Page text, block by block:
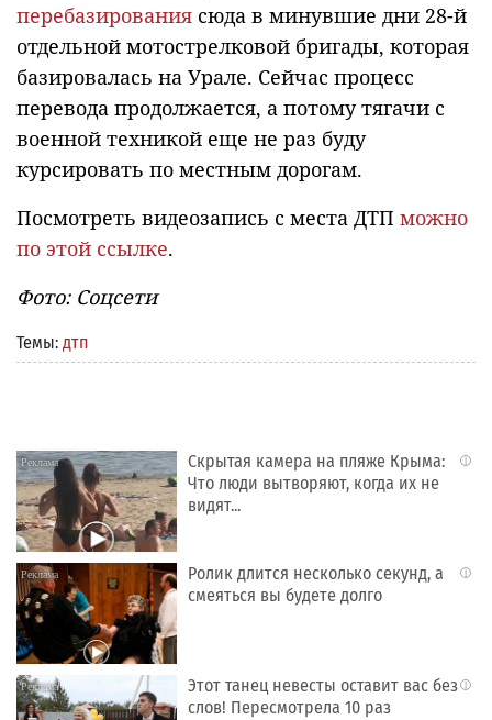
перебазирования сюда в минувшие дни 28-й
отдельной мотострелковой бригады, которая
базировалась на Урале. Сейчас процесс
перевода продолжается, а потому тягачи с
военной техникой еще не раз буду
курсировать по местным дорогам.
Посмотреть видеозапись с места ДТП можно
по этой ссылке.
Фото: Соцсети
Темы: дтп
i
Скрытая камера на пляже Крыма:
Что люди вытворяют, когда их не
видят...
i
Ролик длится несколько секунд, а
смеяться вы будете долго
i
Этот танец невесты оставит вас без
слов! Пересмотрела 10 раз